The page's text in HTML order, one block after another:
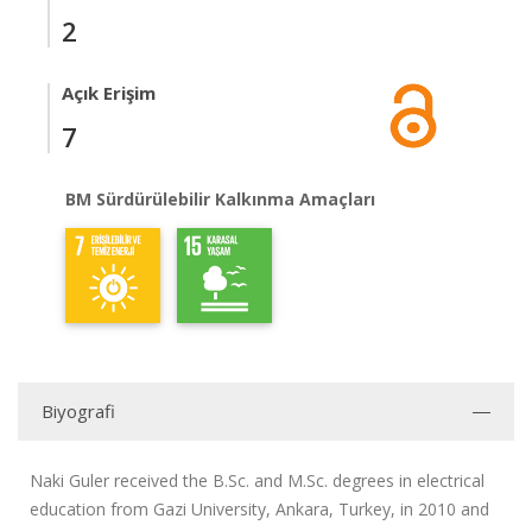
2
Açık Erişim
7
BM Sürdürülebilir Kalkınma Amaçları
Biyografi
Naki Guler received the B.Sc. and M.Sc. degrees in electrical
education from Gazi University, Ankara, Turkey, in 2010 and